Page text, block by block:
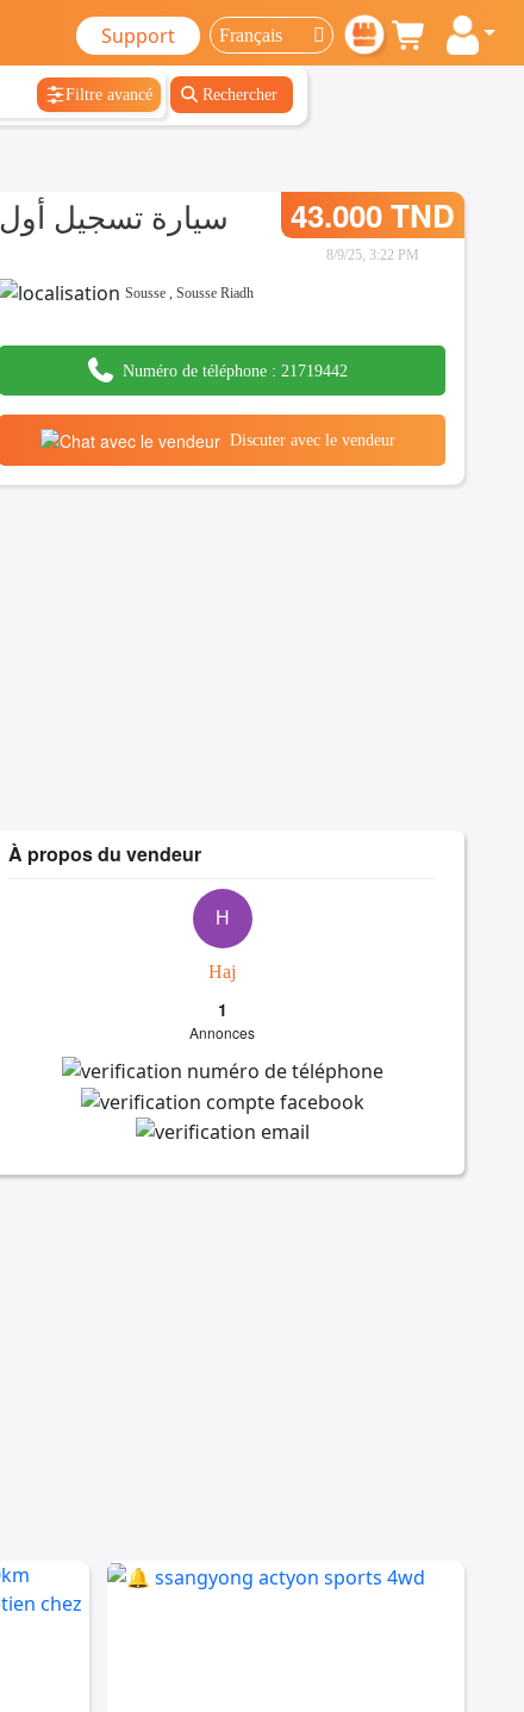
Support
Filtre avancé Rechercher
سيارة تسجيل أول 43.000 TND
8/9/25, 3:22 PM
Sousse ,Sousse Riadh
Numéro de téléphone : 21719442
Discuter avec le vendeur
À propos du vendeur
H
Haj
1
Annonces